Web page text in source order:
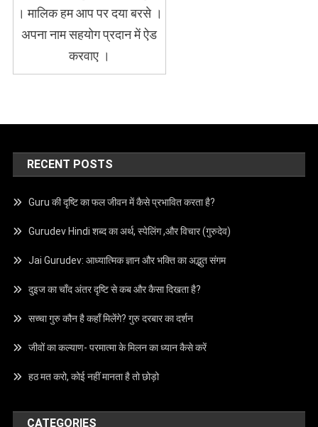
। मालिक हम आप पर दया बरसे ।
अपना नाम सहयोग प्रदान में ऐड
करवाए ।
RECENT POSTS
Guru की दृष्टि का फल जीवन में कैसे प्रभावित करता है?
Gurudev Hindi शब्द का अर्थ, स्पेलिंग ,और विचार (गुरुदेव)
Jai Gurudev: आध्यात्मिक ज्ञान और भक्ति का अद्भुत संगम
दुइज का चाँद अंतर दृष्टि से कब और कैसा दिखता है?
सच्चा गुरु कौन है कहाँ मिलेंगे? गुरु दरबार का दर्शन
जीवों का कल्याण- परमात्मा के मिलन का ध्यान कैसे करें
हठ मत करो, कोई नहीं मानता है तो छोड़ो
CATEGORIES